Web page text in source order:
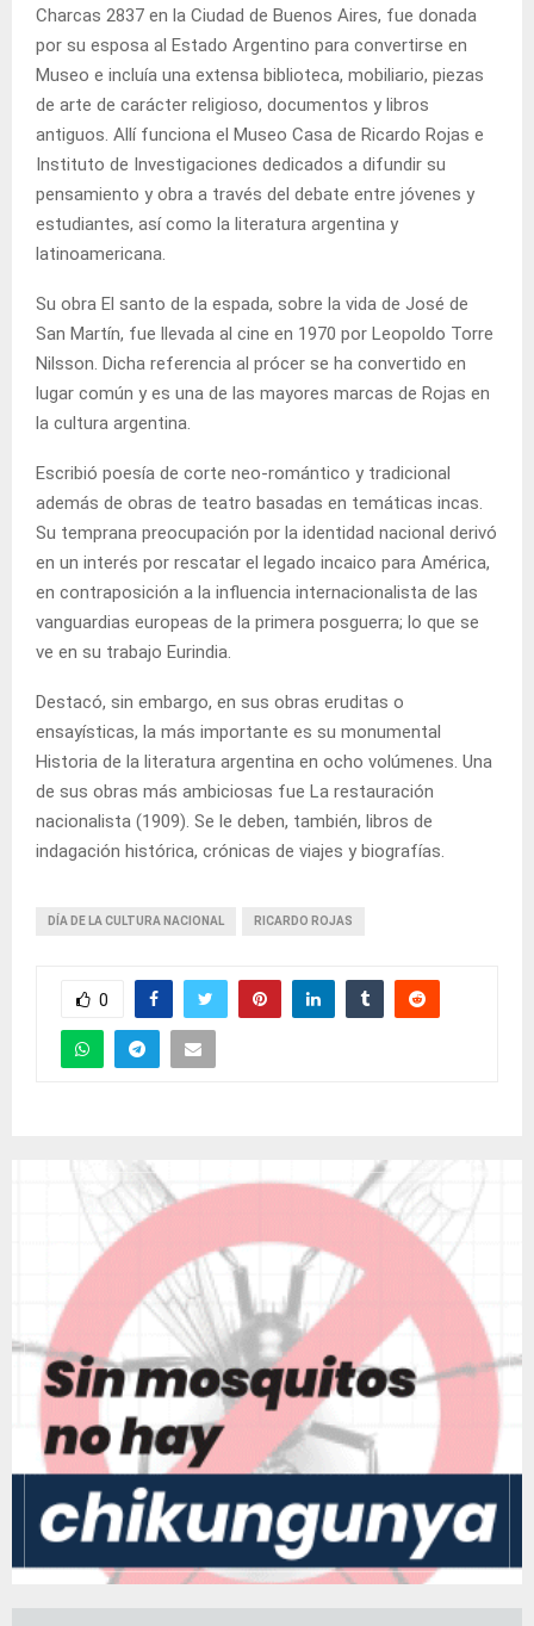
Charcas 2837 en la Ciudad de Buenos Aires, fue donada
por su esposa al Estado Argentino para convertirse en
Museo e incluía una extensa biblioteca, mobiliario, piezas
de arte de carácter religioso, documentos y libros
antiguos. Allí funciona el Museo Casa de Ricardo Rojas e
Instituto de Investigaciones dedicados a difundir su
pensamiento y obra a través del debate entre jóvenes y
estudiantes, así como la literatura argentina y
latinoamericana.
Su obra El santo de la espada, sobre la vida de José de
San Martín, fue llevada al cine en 1970 por Leopoldo Torre
Nilsson. Dicha referencia al prócer se ha convertido en
lugar común y es una de las mayores marcas de Rojas en
la cultura argentina.
Escribió poesía de corte neo-romántico y tradicional
además de obras de teatro basadas en temáticas incas.
Su temprana preocupación por la identidad nacional derivó
en un interés por rescatar el legado incaico para América,
en contraposición a la influencia internacionalista de las
vanguardias europeas de la primera posguerra; lo que se
ve en su trabajo Eurindia.
Destacó, sin embargo, en sus obras eruditas o
ensayísticas, la más importante es su monumental
Historia de la literatura argentina en ocho volúmenes. Una
de sus obras más ambiciosas fue La restauración
nacionalista (1909). Se le deben, también, libros de
indagación histórica, crónicas de viajes y biografías.
DÍA DE LA CULTURA NACIONAL RICARDO ROJAS
0